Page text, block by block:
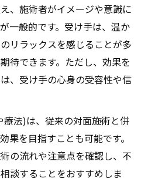
療法で活性化するクンダリ
すセルフアプローチ
功治療や療法)のセルフケア
変化
える遠隔気功(天啓気功治療
功治療や療法)による気功治
や療法)の体感談と変化
ネルギー流の関係性解説
療法で活性化するクンダリ
、施術者がイメージや意識に
一般的です。受け手は、温か
リラックスを感じることが多
待できます。ただし、効果を
、受け手の心身の受容性や信
法)は、従来の対面施術と併
果を目指すことも可能です。
の流れや注意点を確認し、不
談することをおすすめしま